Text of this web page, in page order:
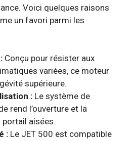
Voici quelques raisons
un favori parmi les
Conçu pour résister aux
variées, ce moteur
supérieure.
: Le système de
rend l’ouverture et la
aisées.
: Le JET 500 est compatible